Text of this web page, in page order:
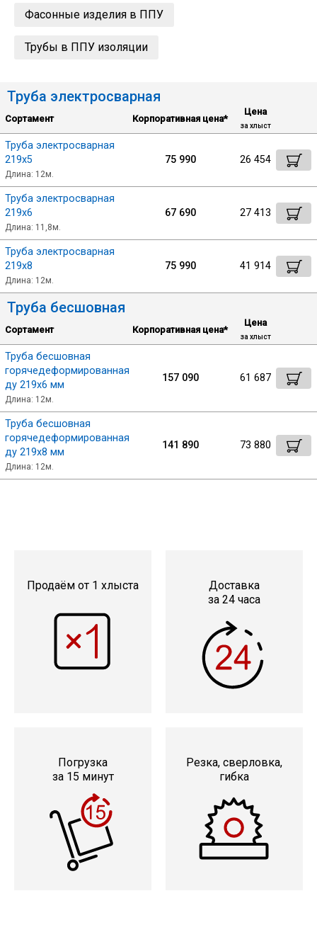
Швеллер
Полоса
Катанка
Круг
Сетка кладочная
Круги абразивные
Нержавейка
Алюминиевый прокат
Фасонные изделия в ППУ
Трубы в ППУ изоляции
Труба электросварная
Сортамент Корпоративная цена*
Цена
за хлыст
Труба электросварная
219х5
Длина: 12м.
75 990 26 454
Труба электросварная
219х6
Длина: 11,8м.
67 690 27 413
Труба электросварная
219х8
Длина: 12м.
75 990 41 914
Труба бесшовная
Сортамент Корпоративная цена*
Цена
за хлыст
Труба бесшовная
горячедеформированная
ду 219х6 мм
Длина: 12м.
157 090 61 687
Труба бесшовная
горячедеформированная
ду 219х8 мм
Длина: 12м.
141 890 73 880
Продаём от 1 хлыста
Доставка
за 24 часа
Погрузка
за 15 минут
Резка, сверловка,
гибка